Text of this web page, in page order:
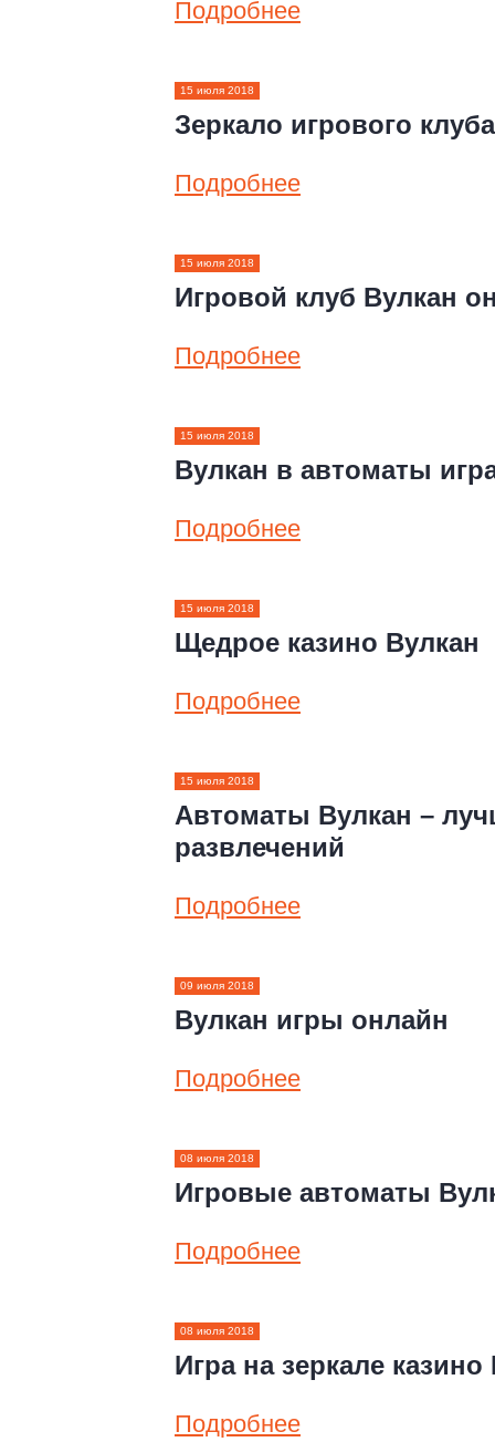
Подробнее
15 июля 2018
Зеркало игрового
Подробнее
15 июля 2018
Игровой клуб Вулкан
Подробнее
15 июля 2018
Вулкан в автоматы
Подробнее
15 июля 2018
Щедрое казино Вулкан
Подробнее
15 июля 2018
Автоматы Вулкан –
развлечений
Подробнее
09 июля 2018
Вулкан игры онлайн
Подробнее
08 июля 2018
Игровые автоматы
Подробнее
08 июля 2018
Игра на зеркале казино
Подробнее